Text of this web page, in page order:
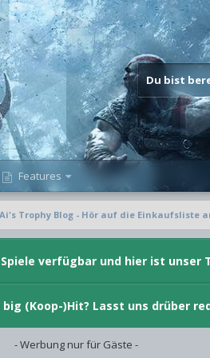
Du bist
Features
Ai's Trophy Blog - Hör auf die Einkaufsliste
Spiele verfügbar und hier ist unser
big (Koop-)Hit? Lasst uns drüber
- Werbung nur für Gäste -